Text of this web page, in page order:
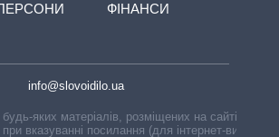
ФІНАНСИ
info@slovoidilo.ua
яких матеріалів, розміщених на сайті,
вказуванні посилання (для інтернет-видань